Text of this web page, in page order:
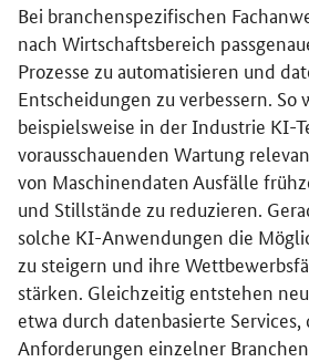
Bei branchenspezifischen
nach Wirtschaftsbereich
Prozesse zu automatisieren und
Entscheidungen zu verbessern. So
beispielsweise in der Industrie KI-
vorausschauenden Wartung
von Maschinendaten Ausfälle
und Stillstände zu reduzieren.
solche KI-Anwendungen die
zu steigern und ihre
stärken. Gleichzeitig entstehen
etwa durch datenbasierte
Anforderungen einzelner